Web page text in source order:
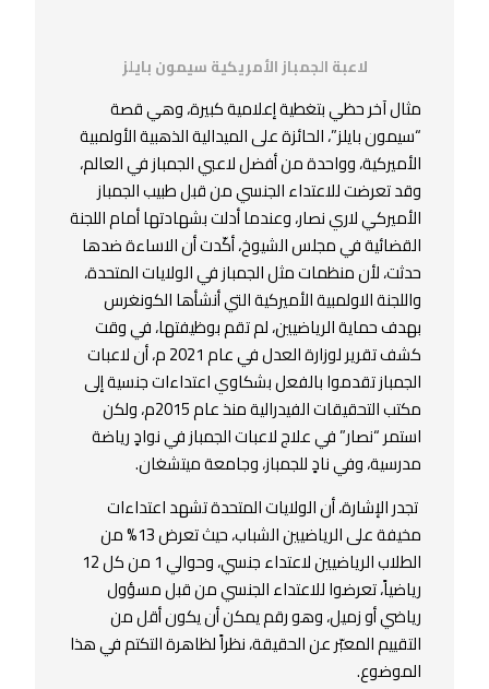
لاعبة الجمباز الأمريكية سيمون بايلز
مثال آخر حظي بتغطية إعلامية كبيرة، وهي قصة
“سيمون بايلز”، الحائزة على الميدالية الذهبية الأولمبية
الأميركية، وواحدة من أفضل لاعبي الجمباز في العالم،
وقد تعرضت للاعتداء الجنسي من قبل طبيب الجمباز
الأميركي لاري نصار، وعندما أدلت بشهادتها أمام اللجنة
القضائية في مجلس الشيوخ، أكّدت أن الاساءة ضدها
حدثت، لأن منظمات مثل الجمباز في الولايات المتحدة،
واللجنة الاولمبية الأميركية التي أنشأها الكونغرس
بهدف حماية الرياضيين، لم تقم بوظيفتها، في وقت
كشف تقرير لوزارة العدل في عام 2021 م، أن لاعبات
الجمباز تقدموا بالفعل بشكاوي اعتداءات جنسية إلى
مكتب التحقيقات الفيدرالية منذ عام 2015م، ولكن
استمر “نصار” في علاج لاعبات الجمباز في نوادٍ رياضة
مدرسية، وفي نادٍ للجمباز، وجامعة ميتشغان.
تجدر الإشارة، أن الولايات المتحدة تشهد اعتداءات
مخيفة على الرياضيين الشباب، حيث تعرض 13% من
الطلاب الرياضيين لاعتداء جنسي، وحوالي 1 من كل 12
رياضياً، تعرضوا للاعتداء الجنسي من قبل مسؤول
رياضي أو زميل، وهو رقم يمكن أن يكون أقل من
التقييم المعبّر عن الحقيقة، نظراً لظاهرة التكتم في هذا
الموضوع.